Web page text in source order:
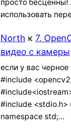
просто бесценны!
использовать
North к 7.
видео с камеры
если у вас черное
#include
#include <stdio.h>
namespace std;…